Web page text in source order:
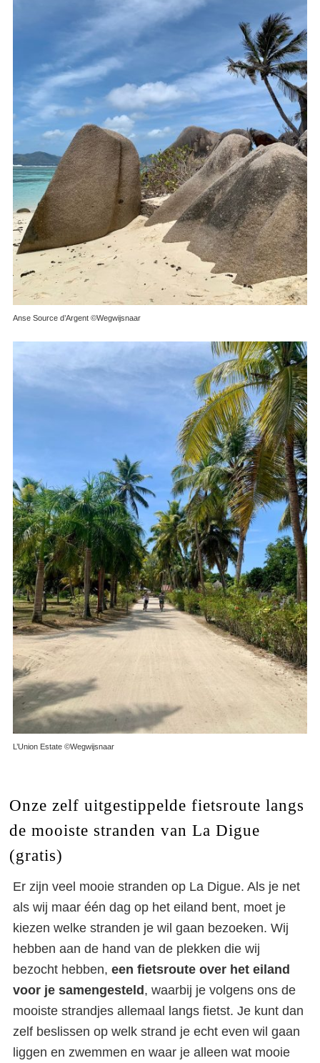
Anse Source d’Argent ©Wegwijsnaar
L’Union Estate ©Wegwijsnaar
Onze zelf uitgestippelde fietsroute langs
de mooiste stranden van La Digue
(gratis)
Er zijn veel mooie stranden op La Digue. Als je net
als wij maar één dag op het eiland bent, moet je
kiezen welke stranden je wil gaan bezoeken. Wij
hebben aan de hand van de plekken die wij
bezocht hebben, een fietsroute over het eiland
voor je samengesteld, waarbij je volgens ons de
mooiste strandjes allemaal langs fietst. Je kunt dan
zelf beslissen op welk strand je echt even wil gaan
liggen en zwemmen en waar je alleen wat mooie